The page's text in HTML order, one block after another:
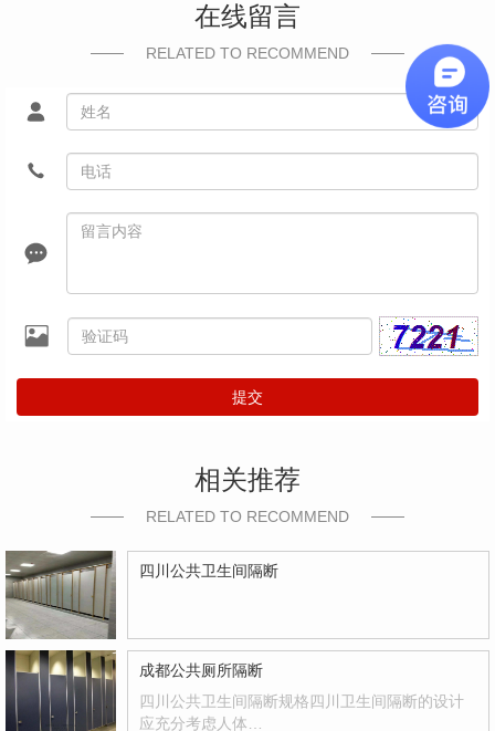
在线留言
RELATED TO RECOMMEND
提交
相关推荐
RELATED TO RECOMMEND
四川公共卫生间隔断
成都公共厕所隔断
四川公共卫生间隔断规格四川卫生间隔断的设计
应充分考虑人体…